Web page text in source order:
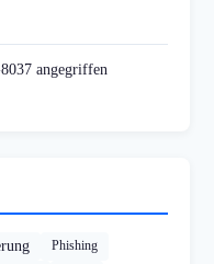
angegriffen
Phishing